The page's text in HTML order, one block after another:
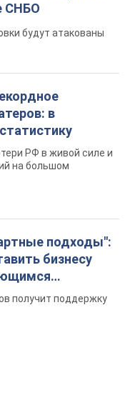
СНБО
будут атакованы
в
РФ в живой силе и
на большом
подходы":
бизнесу
получит поддержку